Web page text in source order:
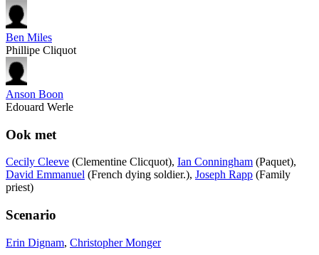
Ben Miles
Phillipe Cliquot
Anson Boon
Edouard Werle
Ook met
Cecily Cleeve (Clementine Clicquot), Ian Conningham (Paquet),
David Emmanuel (French dying soldier.), Joseph Rapp (Family
priest)
Scenario
Erin Dignam, Christopher Monger